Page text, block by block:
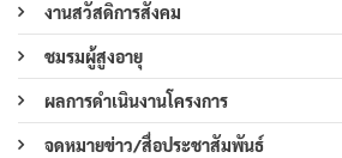
งานสวัสดิการสังคม
ชมรมผู้สูงอายุ
ผลการดำเนินงานโครงการ
จดหมายข่าว/สื่อประชาสัมพันธ์